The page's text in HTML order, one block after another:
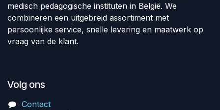
medisch pedagogische instituten in België. We
combineren een uitgebreid assortiment met
persoonlijke service, snelle levering en maatwerk op
vraag van de klant.
Volg ons
Contact